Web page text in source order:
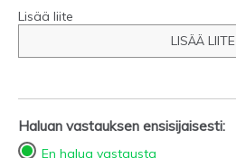
Lisää liite
LISÄÄ LIITE
Haluan vastauksen ensisijaisesti:
En halua vastausta